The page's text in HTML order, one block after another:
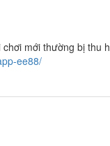
mới thường bị thu
ee88/